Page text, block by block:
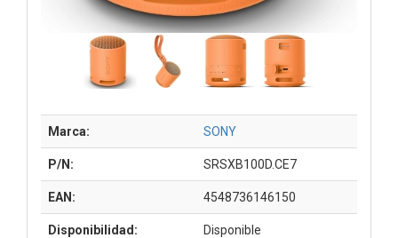
Marca: SONY
P/N: SRSXB100D.CE7
EAN: 4548736146150
Disponibilidad: Disponible